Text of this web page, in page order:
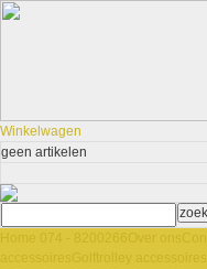
Winkelwagen
geen artikelen
Home 074 - 8200266 Over ons
accessoires Golftrolley accessoires